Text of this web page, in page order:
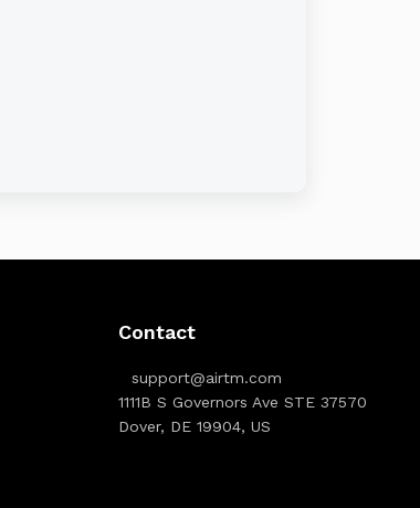
Contact
support@airtm.com
1111B S Governors Ave STE 37570
Dover, DE 19904, US